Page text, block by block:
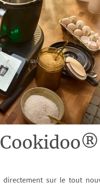
directement sur le tout